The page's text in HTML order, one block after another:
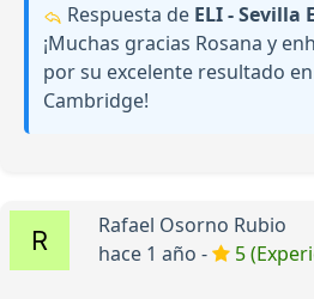
Respuesta de ELI - Sevilla
¡Muchas gracias Rosana y
por su excelente resultado
Cambridge!
Rafael Osorno Rubio
hace 1 año -
5